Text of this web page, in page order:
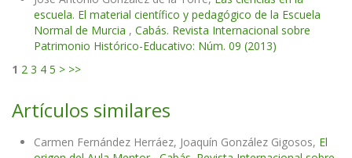
escuela. El material científico y pedagógico de la Escuela
Normal de Murcia , Cabás. Revista Internacional sobre
Patrimonio Histórico-Educativo: Núm. 09 (2013)
1 2 3 4 5 > >>
Artículos similares
Carmen Fernández Herráez, Joaquín González Gigosos, El